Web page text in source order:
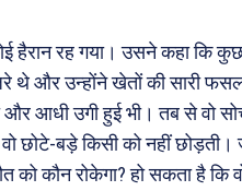
हैरान रह गया। उसने कहा कि
थे और उन्होंने खेतों की सारी
और आधी उगी हुई भी। तब से वो
छोटे-बड़े किसी को नहीं
को कौन रोकेगा? हो सकता है कि